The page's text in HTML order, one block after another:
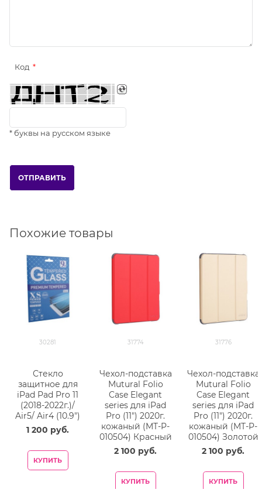
Код
* буквы на русском языке
Похожие товары
30281
Стекло
защитное для
iPad Pad Pro 11
(2018-2022г.)/
Air5/ Air4 (10.9")
1 200 руб.
КУПИТЬ
31774
Чехол-подставка
Mutural Folio
Case Elegant
series для iPad
Pro (11") 2020г.
кожаный (MT-P-
010504) Красный
2 100 руб.
КУПИТЬ
31776
Чехол-подставка
Mutural Folio
Case Elegant
series для iPad
Pro (11") 2020г.
кожаный (MT-P-
010504) Золотой
2 100 руб.
КУПИТЬ